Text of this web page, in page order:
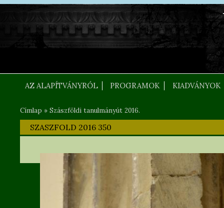
Ugrás a tartalomra
FEJLEC SZOVEG
AZ ALAPÍTVÁNYRÓL PROGRAMOK KIADVÁNYOK
Jelenlegi hely
Címlap » Szászföldi tanulmányút 2016.
SZASZFOLD 2016 350